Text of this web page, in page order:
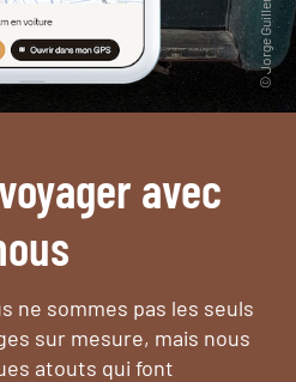
avec
ne sommes pas les seuls
sur mesure, mais nous
atouts qui font